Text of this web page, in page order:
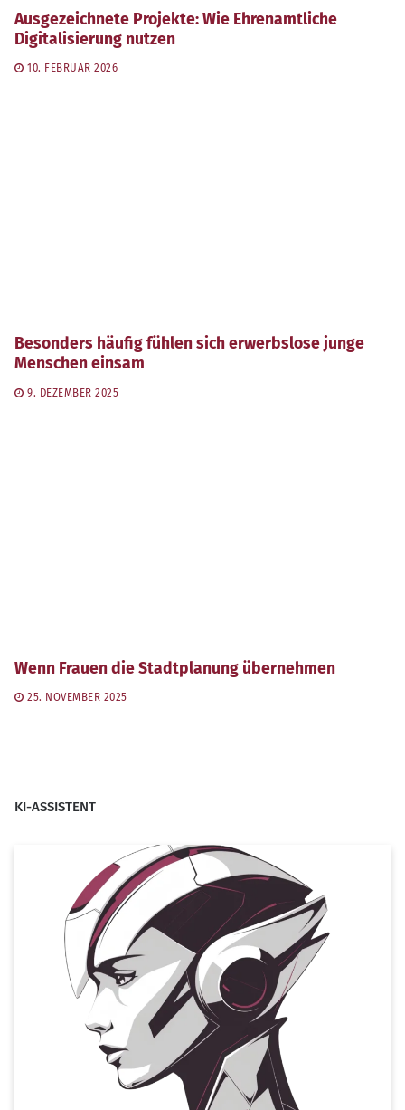
Ausgezeichnete Projekte: Wie Ehrenamtliche
Digitalisierung nutzen
10. FEBRUAR 2026
Besonders häufig fühlen sich erwerbslose junge
Menschen einsam
9. DEZEMBER 2025
Wenn Frauen die Stadtplanung übernehmen
25. NOVEMBER 2025
KI-ASSISTENT